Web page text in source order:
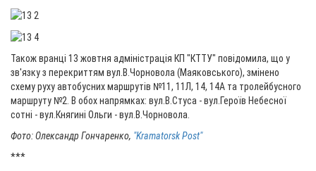
Також вранці 13 жовтня адміністрація КП "КТТУ" повідомила, що у
зв'язку з перекриттям вул.В.Чорновола (Маяковського), змінено
схему руху автобусних маршрутів №11, 11Л, 14, 14А та тролейбусного
маршруту №2. В обох напрямках: вул.В.Стуса - вул.Героїв Небесної
сотні - вул.Княгині Ольги - вул.В.Чорновола.
Фото: Олександр Гончаренко, "Kramatorsk Post"
***